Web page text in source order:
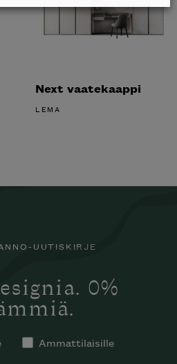
Next vaatekaappi
LEMA
UUTISKIRJE
0%
Ammattilaisille